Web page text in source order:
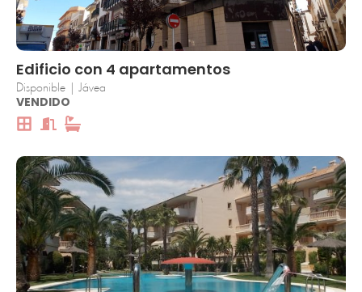
Edificio con 4 apartamentos
Disponible | Jávea
VENDIDO